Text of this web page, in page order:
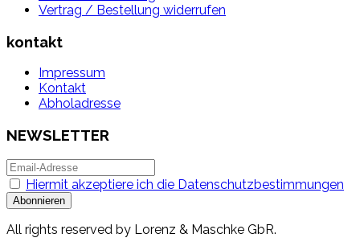
Vertrag / Bestellung widerrufen
kontakt
Impressum
Kontakt
Abholadresse
NEWSLETTER
Hiermit akzeptiere ich die Datenschutzbestimmungen
All rights reserved by Lorenz & Maschke GbR.